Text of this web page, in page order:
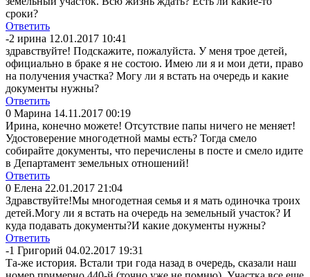
сроки?
Ответить
-2 ирина 12.01.2017 10:41
здравствуйте! Подскажите, пожалуйста. У меня трое детей,
официально в браке я не состою. Имею ли я и мои дети, право
на получения участка? Могу ли я встать на очередь и какие
документы нужны?
Ответить
0 Марина 14.11.2017 00:19
Ирина, конечно можете! Отсутствие папы ничего не меняет!
Удостоверение многодетной мамы есть? Тогда смело
собирайте документы, что перечислены в посте и смело идите
в Департамент земельных отношений!
Ответить
0 Елена 22.01.2017 21:04
Здравствуйте!Мы многодетная семья и я мать одиночка троих
детей.Могу ли я встать на очередь на земельный участок? И
куда подавать документы?И какие документы нужны?
Ответить
-1 Григорий 04.02.2017 19:31
Та-же история. Встали три года назад в очередь, сказали наш